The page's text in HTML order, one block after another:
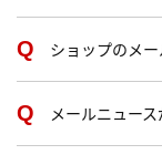
ショップのメ
メールニュー